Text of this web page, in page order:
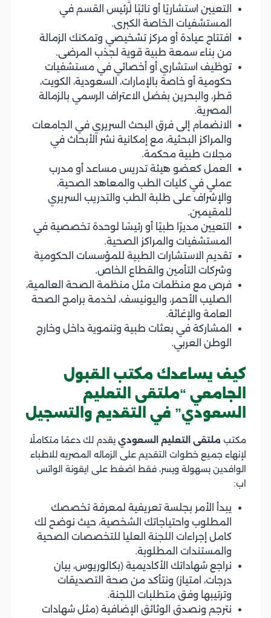
التعيين استشاريًا أو نائبًا لرئيس القسم في
المستشفيات الخاصة الكبرى.
افتتاح عيادة أو مركز تشخيصي وتمكنك الزمالة
من بناء سمعة طبية قوية لجذب المرضى.
توظيف استشاري أو أخصائي في مستشفيات
حكومية أو خاصة بالإمارات، السعودية، الكويت،
قطر، والبحرين بفضل الاعتراف الرسمي بالزمالة
المصرية.
الانضمام إلى فرق البحث السريري في الجامعات
والمراكز البحثية، مع إمكانية نشر الأبحاث في
مجلات طبية محكمة.
العمل كعضو هيئة تدريس مساعد أو مدرب
عملي في كليات الطب والمعاهد الصحية،
والإشراف على طلبة الطب والتدريب السريري
للمقيمين.
التعيين مديرًا طبيًا أو رئيسًا لوحدة تخصصية في
المستشفيات والمراكز الصحية.
تقديم الاستشارات الطبية للمؤسسات الحكومية
وشركات التأمين والقطاع الخاص.
فرص مع منظمات مثل منظمة الصحة العالمية،
الصليب الأحمر، واليونيسف، لخدمة برامج الصحة
العامة والإغاثة.
المشاركة في بعثات طبية وتنموية داخل وخارج
الوطن العربي.
كيف يساعدك مكتب القبول
الجامعي “ملتقى التعليم
السعودي” في التقديم والتسجيل
مكتب ملتقى التعليم السعودي يقدم لك دعمًا متكاملًا
لإنهاء جميع خطوات التقديم على الزماله المصريه للاطباء
الوافدين بسهولة ويسر، فقط اضغط على ايقونة الواتس
اب:
يبدأ الأمر بجلسة تعريفية لمعرفة تخصصك
المطلوب واحتياجاتك الشخصية، حيث نوضح لك
كامل إجراءات اللجنة العليا للتخصصات الصحية
والمستندات المطلوبة.
نراجع شهاداتك الأكاديمية (بكالوريوس، بيان
درجات، امتياز) ونتأكد من صحة التصديقات
وترتيبها وفق متطلبات اللجنة.
نترجم ونصدق الوثائق الإضافية (مثل شهادات